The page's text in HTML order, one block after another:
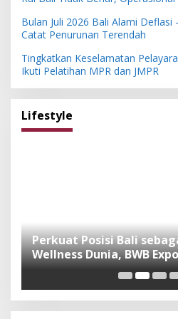
Bulan Juli 2026 Bali Alami Deflasi
Catat Penurunan Terendah
Tingkatkan Keselamatan
Ikuti Pelatihan MPR dan JMPR
Lifestyle
Perkuat Posisi Bali
Wellness Dunia, BWB
Exhibitor Nasional dan